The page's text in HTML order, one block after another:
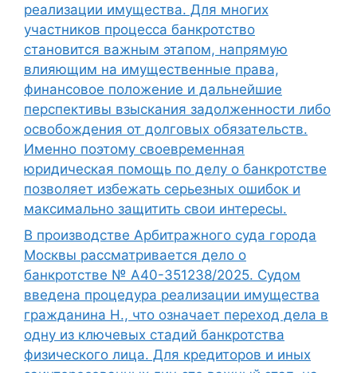
реализации имущества. Для многих
участников процесса банкротство
становится важным этапом, напрямую
влияющим на имущественные права,
финансовое положение и дальнейшие
перспективы взыскания задолженности либо
освобождения от долговых обязательств.
Именно поэтому своевременная
юридическая помощь по делу о банкротстве
позволяет избежать серьезных ошибок и
максимально защитить свои интересы.
В производстве Арбитражного суда города
Москвы рассматривается дело о
банкротстве № А40-351238/2025. Судом
введена процедура реализации имущества
гражданина Н., что означает переход дела в
одну из ключевых стадий банкротства
физического лица. Для кредиторов и иных